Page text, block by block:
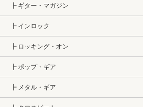
┣ ギター・マガジン
┣ インロック
┣ ロッキング・オン
┣ ポップ・ギア
┣ メタル・ギア